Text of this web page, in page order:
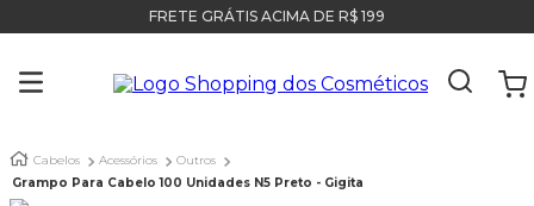
FRETE GRÁTIS ACIMA DE R$ 199
Cabelos Acessórios
Outros
Grampo Para Cabelo 100 Unidades N5 Preto - Gigita